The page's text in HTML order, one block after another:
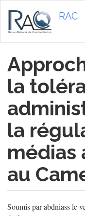
contenu
RAC
la
la
médias
au
Soumis parabdniassle